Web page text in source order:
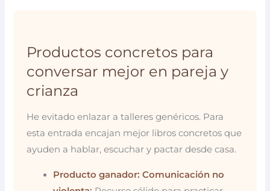
Productos concretos para
conversar mejor en pareja y
crianza
He evitado enlazar a talleres genéricos. Para
esta entrada encajan mejor libros concretos que
ayuden a hablar, escuchar y pactar desde casa.
Producto ganador: Comunicación no